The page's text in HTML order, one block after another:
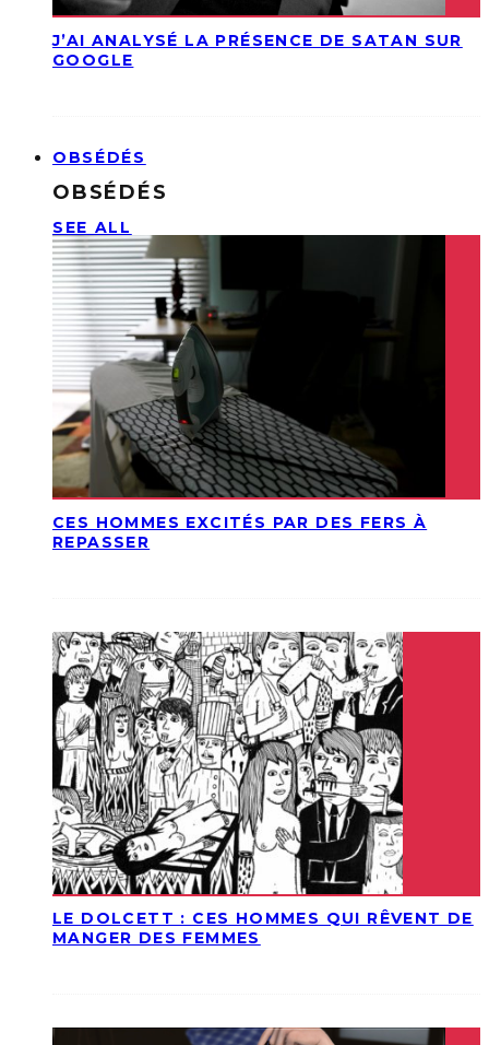
J’AI ANALYSÉ LA PRÉSENCE DE SATAN SUR
GOOGLE
OBSÉDÉS
OBSÉDÉS
SEE ALL
CES HOMMES EXCITÉS PAR DES FERS À
REPASSER
LE DOLCETT : CES HOMMES QUI RÊVENT DE
MANGER DES FEMMES